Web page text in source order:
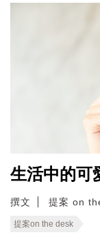
生活中的可
撰文 提案 on
提案on the desk